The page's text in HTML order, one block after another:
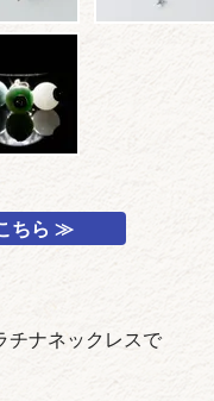
ちら ≫
チナネックレスで